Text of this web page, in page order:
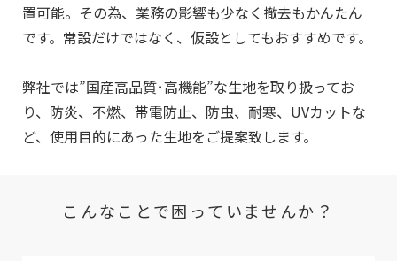
置可能。その為、業務の影響も少なく撤去もかんたん
です。常設だけではなく、仮設としてもおすすめです。
弊社では”国産高品質･高機能”な生地を取り扱ってお
り、防炎、不燃、帯電防止、防虫、耐寒、UVカットな
ど、使用目的にあった生地をご提案致します。
こんなことで困っていませんか？